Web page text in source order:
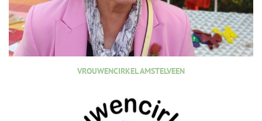
VROUWENCIRKEL AMSTELVEEN